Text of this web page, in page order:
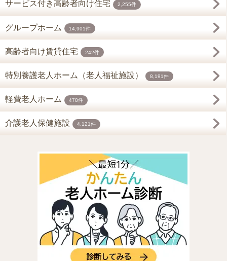
サービス付き高齢者向け住宅 2,255件
グループホーム 14,901件
高齢者向け賃貸住宅 242件
特別養護老人ホーム（老人福祉施設） 8,191件
軽費老人ホーム 478件
介護老人保健施設 4,121件